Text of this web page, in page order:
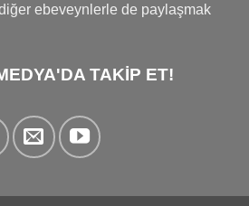
ebeveynlerle de paylaşmak
TAKİP ET!